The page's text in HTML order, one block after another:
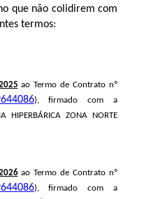
que não colidirem com
termos:
ao Termo de Contrato nº
), firmado com a
HIPERBÁRICA ZONA NORTE
ao Termo de Contrato nº
), firmado com a